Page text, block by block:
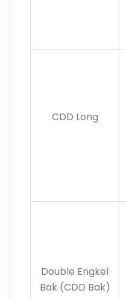
CDD Long
Double Engkel
Bak (CDD Bak)